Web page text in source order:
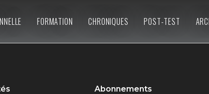
FORMATION CHRONIQUES POST-TEST
Abonnements